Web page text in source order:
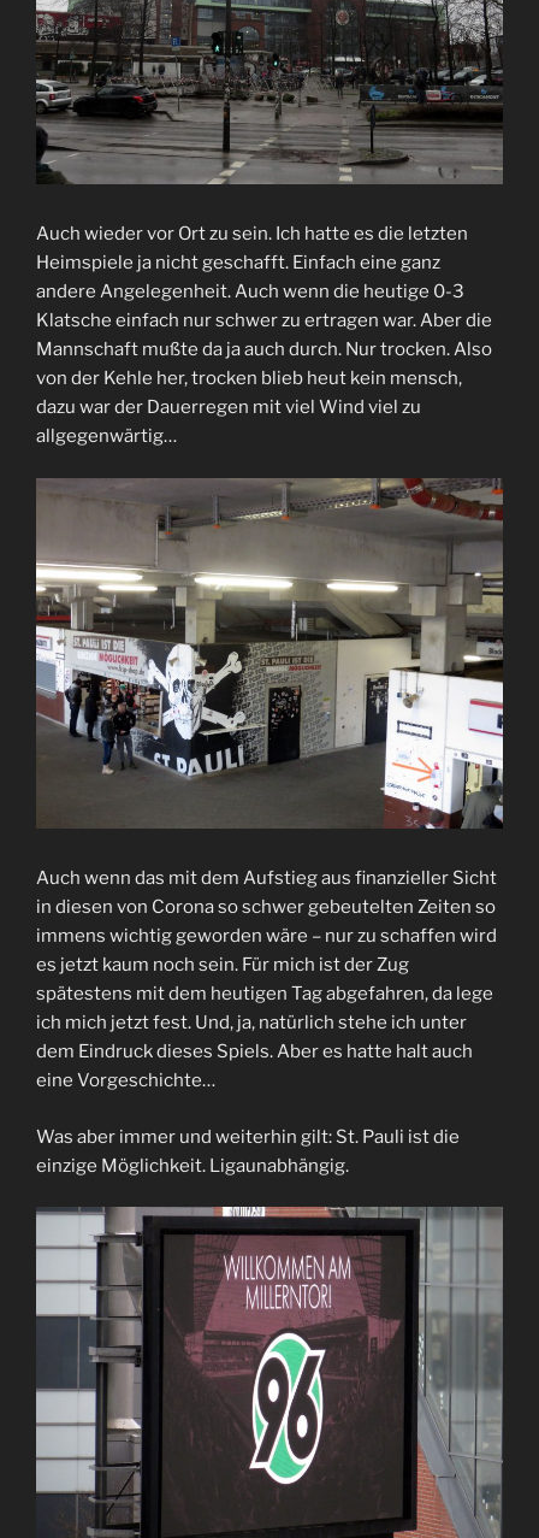
Auch wieder vor Ort zu sein. Ich hatte es die letzten
Heimspiele ja nicht geschafft. Einfach eine ganz
andere Angelegenheit. Auch wenn die heutige 0-3
Klatsche einfach nur schwer zu ertragen war. Aber die
Mannschaft mußte da ja auch durch. Nur trocken. Also
von der Kehle her, trocken blieb heut kein mensch,
dazu war der Dauerregen mit viel Wind viel zu
allgegenwärtig…
Auch wenn das mit dem Aufstieg aus finanzieller Sicht
in diesen von Corona so schwer gebeutelten Zeiten so
immens wichtig geworden wäre – nur zu schaffen wird
es jetzt kaum noch sein. Für mich ist der Zug
spätestens mit dem heutigen Tag abgefahren, da lege
ich mich jetzt fest. Und, ja, natürlich stehe ich unter
dem Eindruck dieses Spiels. Aber es hatte halt auch
eine Vorgeschichte…
Was aber immer und weiterhin gilt: St. Pauli ist die
einzige Möglichkeit. Ligaunabhängig.